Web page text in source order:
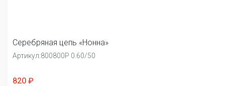
Серебряная цепь «Нонна»
Артикул:800800Р 0.60/50
820 ₽